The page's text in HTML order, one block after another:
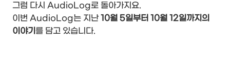
그럼 다시 AudioLog로 돌아가지요.
이번 AudioLog는 지난10월 5일부터 10월 12일까지의
이야기 를 담고 있습니다.